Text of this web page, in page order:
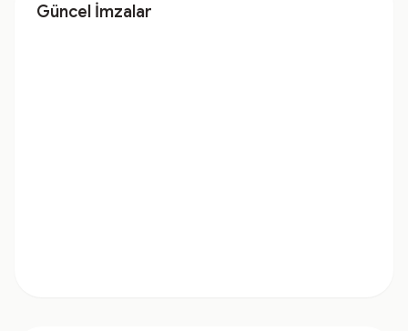
Güncel İmzalar